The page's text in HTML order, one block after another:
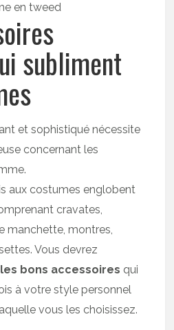
en tweed
subliment
et sophistiqué nécessite
concernant les
aux costumes englobent
cravates,
manchette, montres,
Vous devrez
bons accessoires qui
à votre style personnel
vous les choisissez.